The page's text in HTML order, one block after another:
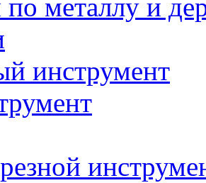
металлу и
инструмент